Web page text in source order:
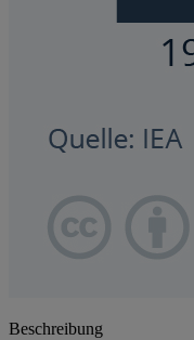
Beschreibung